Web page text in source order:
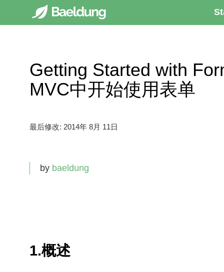
Getting Started with
MVC中开始使用表单
最后修改: 2014年 8月 11日
by baeldung
1.概述